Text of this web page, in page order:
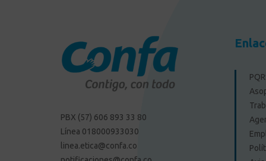
PBX (57) 606 893 33 80
Línea 018000933030
linea.etica@confa.co